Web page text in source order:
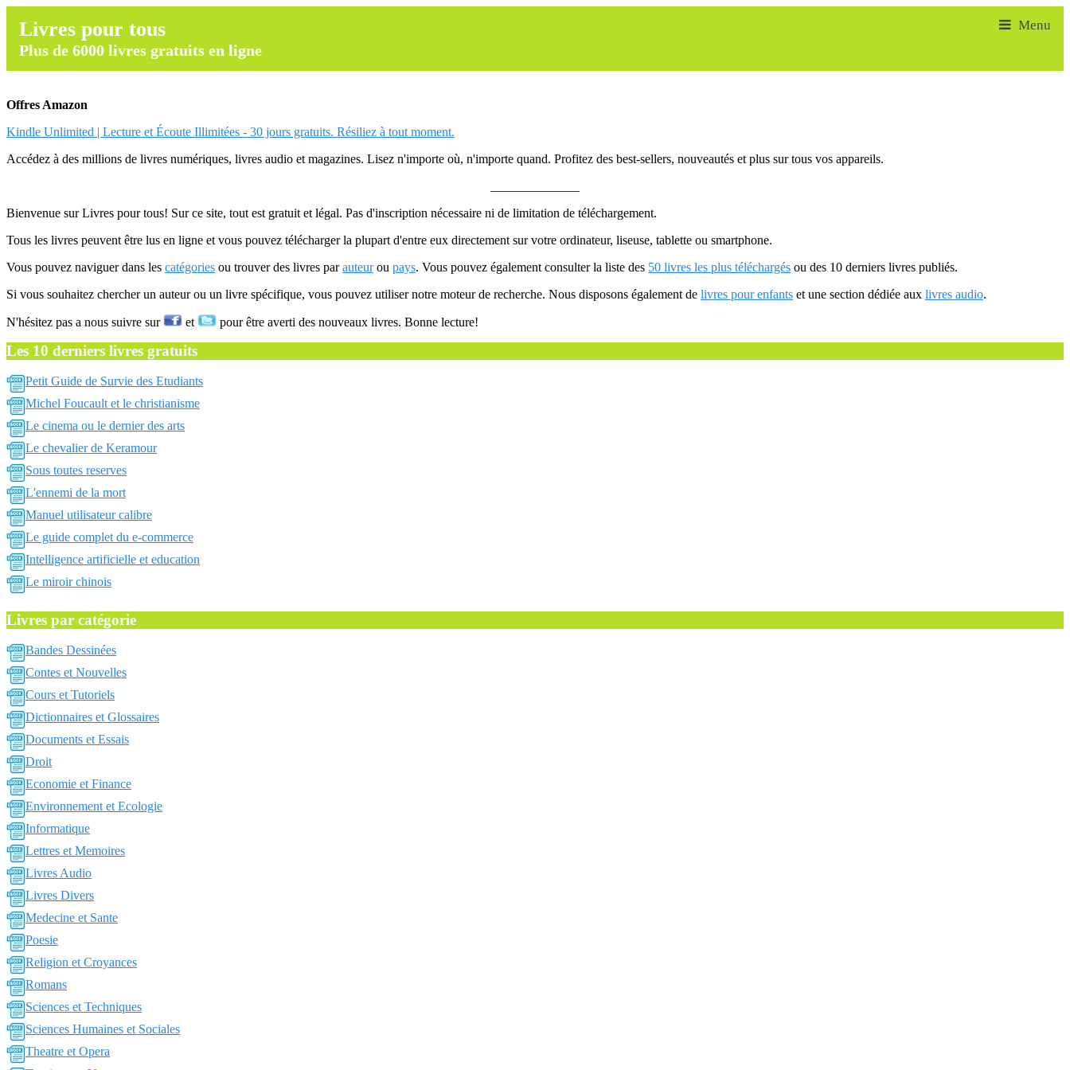
Livres pour tous
Plus de 6000 livres gratuits en ligne
Offres Amazon
Kindle Unlimited | Lecture et Écoute Illimitées - 30 jours gratuits. Résiliez à tout moment.
Accédez à des millions de livres numériques, livres audio et magazines. Lisez n'importe où, n'importe quand. Profitez des best-sellers, nouveautés et plus sur tous vos appareils.
Bienvenue sur Livres pour tous! Sur ce site, tout est gratuit et légal. Pas d'inscription nécessaire ni de limitation de téléchargement.
Tous les livres peuvent être lus en ligne et vous pouvez télécharger la plupart d'entre eux directement sur votre ordinateur, liseuse, tablette ou smartphone.
Vous pouvez naviguer dans les catégories ou trouver des livres parauteurou pays. Vous pouvez également consulter la liste des 50 livres les plus téléchargés ou des 10 derniers livres publiés.
Si vous souhaitez chercher un auteur ou un livre spécifique, vous pouvez utiliser notre moteur de recherche. Nous disposons également de livres pour enfants et une section dédiée aux livres audio.
N'hésitez pas a nous suivre sur et pour être averti des nouveaux livres. Bonne lecture!
Les 10 derniers livres gratuits
Petit Guide de Survie des Etudiants
Michel Foucault et le christianisme
Le cinema ou le dernier des arts
Le chevalier de Keramour
Sous toutes reserves
L'ennemi de la mort
Manuel utilisateur calibre
Le guide complet du e-commerce
Intelligence artificielle et education
Le miroir chinois
Livres par catégorie
Bandes Dessinées
Contes et Nouvelles
Cours et Tutoriels
Dictionnaires et Glossaires
Documents et Essais
Droit
Economie et Finance
Environnement et Ecologie
Informatique
Lettres et Memoires
Livres Audio
Livres Divers
Medecine et Sante
Poesie
Religion et Croyances
Romans
Sciences et Techniques
Sciences Humaines et Sociales
Theatre et Opera